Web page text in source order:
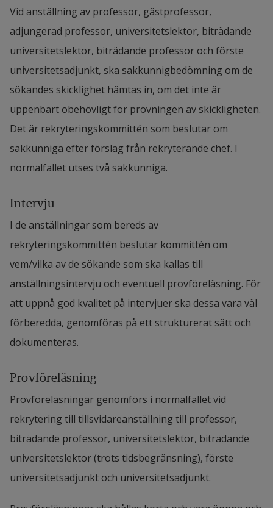
för professorsanställningar).
Åberopade publikationer ska
företrädesvis länkas till alternativt
bifogas separat.
Din roll i de olika åberopade arbetena
ska framgå.
Publikationslista är inte obligatoriskt vid
anställning till universitetsadjunkt.
respektive område hur dina kvalifikationer
kan användas utifrån kravspecifikationen och
bedömningsgrunderna för tjänster. Styrk
detta med bifogade underlag eller handlingar.
Vetenskaplig skicklighet (för de
anställningar då detta är relevant)
Pedagogisk skicklighet
Samverkan med det omgivande
samhället
Vilka exempel som är relevant
dokumentation att bifoga till
redogörelsen framgår av avsnitt
Ansökningsbrev. Kortfattad beskrivning av
dina akademiska ambitioner, intresse och
erfarenheter av relevans för
anställningen/projektet. (1–2 sidor)
Översiktlig merit- och tjänsteförteckning
(cv)
som ger en bild av din samlade
kompetens.
Styrks med relevanta
examensbevis och eventuella intyg och
Examensbevis.
universitetsstudier
Ska helst vara digitalt.
En översättning till engelska eller
svenska ska finnas om dokumenten inte
Om ditt examensbevis finns i Ladok kan
du hämta där.
Mer information om digitala
examensbevis i Ladok
Vetenskapliga texter: Länka till eller bifoga
Vid anställning av professor, gästprofessor,
adjungerad professor, universitetslektor, biträdande
universitetslektor, biträdande professor och förste
universitetsadjunkt, ska sakkunnigbedömning om de
sökandes skicklighet hämtas in, om det inte är
uppenbart obehövligt för prövningen av skickligheten.
Det är rekryteringskommittén som beslutar om
sakkunniga efter förslag från rekryterande chef. I
normalfallet utses två sakkunniga.
Intervju
I de anställningar som bereds av
rekryteringskommittén beslutar kommittén om
vem/vilka av de sökande som ska kallas till
anställningsintervju och eventuell provföreläsning. För
att uppnå god kvalitet på intervjuer ska dessa vara väl
förberedda, genomföras på ett strukturerat sätt och
dokumenteras.
Provföreläsning
Provföreläsningar genomförs i normalfallet vid
rekrytering till tillsvidareanställning till professor,
biträdande professor, universitetslektor, biträdande
universitetslektor (trots tidsbegränsning), förste
universitetsadjunkt och universitetsadjunkt.